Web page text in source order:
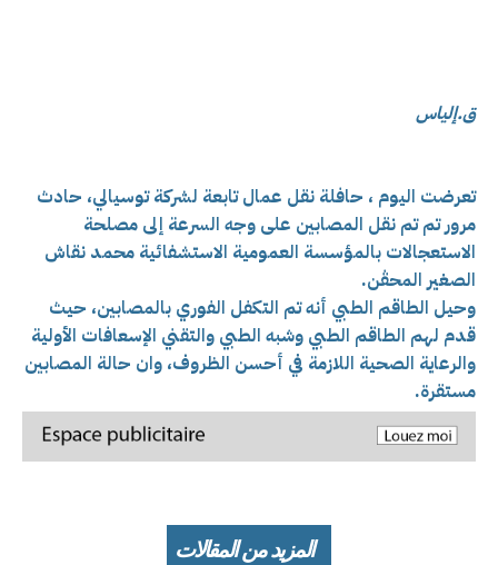
ق.إلياس
تعرضت اليوم ، حافلة نقل عمال تابعة لشركة توسيالي، حادث
مرور تم تم نقل المصابين على وجه السرعة إلى مصلحة
الاستعجالات بالمؤسسة العمومية الاستشفائية محمد نقاش
الصغير المحڤن.
وحيل الطاقم الطبي أنه تم التكفل الفوري بالمصابين، حيث
قدم لهم الطاقم الطبي وشبه الطبي والتقني الإسعافات الأولية
والرعاية الصحية اللازمة في أحسن الظروف، وان حالة المصابين
مستقرة.
المزيد من المقالات